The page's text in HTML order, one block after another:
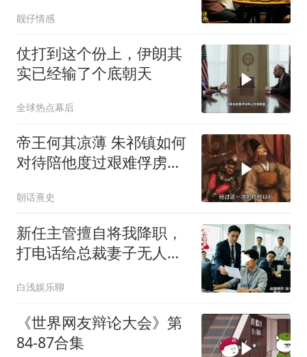
靓仔情感
仗打到这个份上，伊朗其
实已经输了个底朝天
全球热点幕后
帝王何其凉薄 朱祁镇如何
对待陪他度过艰难俘虏生
朝话熹史
新任主管擅自将我降职，
打电话给总裁妻子无人接
钟后系统瘫痪
白浅娱乐聊
《世界网友辩论大会》第
84-87合集